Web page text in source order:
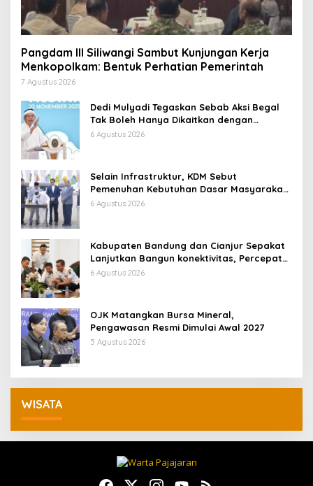
Pangdam III Siliwangi Sambut Kunjungan Kerja
Menkopolkam: Bentuk Perhatian Pemerintah
7 Agustus 2026
Dedi Mulyadi Tegaskan Sebab Aksi Begal
Tak Boleh Hanya Dikaitkan dengan
Ekonomi
6 Agustus 2026
Selain Infrastruktur, KDM Sebut
Pemenuhan Kebutuhan Dasar Masyarakat
Jadi Fokus APBD Jabar 2027
6 Agustus 2026
Kabupaten Bandung dan Cianjur Sepakat
Lanjutkan Bangun konektivitas, Percepat
Pertumbuhan Ekonomi Daerah
6 Agustus 2026
OJK Matangkan Bursa Mineral,
Pengawasan Resmi Dimulai Awal 2027
5 Agustus 2026
WISATA